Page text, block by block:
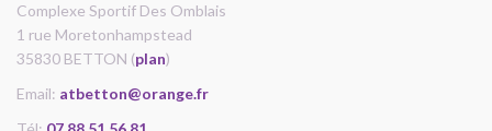
Complexe Sportif Des Omblais
1 rue Moretonhampstead
35830 BETTON (plan)
Email: atbetton@orange.fr